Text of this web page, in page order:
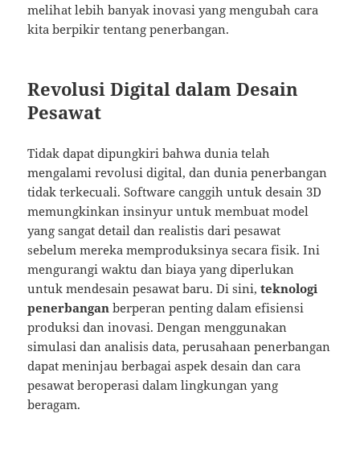
melihat lebih banyak inovasi yang mengubah cara
kita berpikir tentang penerbangan.
Revolusi Digital dalam Desain
Pesawat
Tidak dapat dipungkiri bahwa dunia telah
mengalami revolusi digital, dan dunia penerbangan
tidak terkecuali. Software canggih untuk desain 3D
memungkinkan insinyur untuk membuat model
yang sangat detail dan realistis dari pesawat
sebelum mereka memproduksinya secara fisik. Ini
mengurangi waktu dan biaya yang diperlukan
untuk mendesain pesawat baru. Di sini,teknologi
penerbangan berperan penting dalam efisiensi
produksi dan inovasi. Dengan menggunakan
simulasi dan analisis data, perusahaan penerbangan
dapat meninjau berbagai aspek desain dan cara
pesawat beroperasi dalam lingkungan yang
beragam.